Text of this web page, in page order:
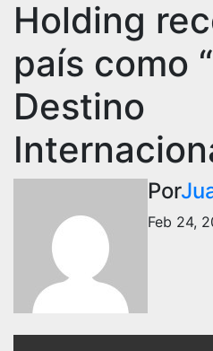
Holding
país como
Destino
Por
Feb 24,